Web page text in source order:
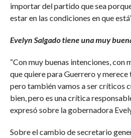
importar del partido que sea
estar en las condiciones en que
Evelyn Salgado tiene una muy
“Con muy buenas intenciones, con
que quiere para Guerrero y merece
pero también vamos a ser críticos
bien, pero es una crítica
expresó sobre la gobernadora
Sobre el cambio de secretario